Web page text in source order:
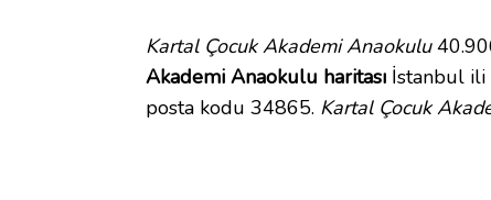
Kartal Çocuk Akademi Anaokulu
Akademi Anaokulu haritası İstanbul ili
posta kodu 34865. Kartal Çocuk